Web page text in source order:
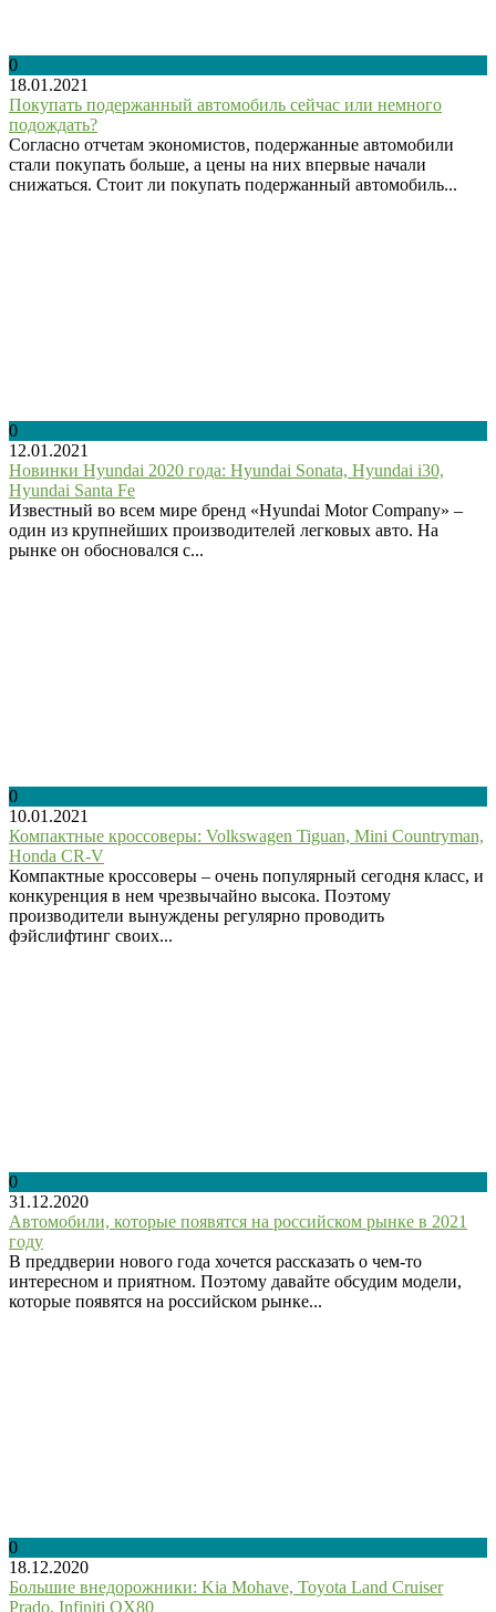
0
18.01.2021
Покупать подержанный автомобиль сейчас или немного
подождать?
Согласно отчетам экономистов, подержанные автомобили
стали покупать больше, а цены на них впервые начали
снижаться. Стоит ли покупать подержанный автомобиль...
0
12.01.2021
Новинки Hyundai 2020 года: Hyundai Sonata, Hyundai i30,
Hyundai Santa Fe
Известный во всем мире бренд «Hyundai Motor Company» –
один из крупнейших производителей легковых авто. На
рынке он обосновался с...
0
10.01.2021
Компактные кроссоверы: Volkswagen Tiguan, Mini Countryman,
Honda CR-V
Компактные кроссоверы – очень популярный сегодня класс, и
конкуренция в нем чрезвычайно высока. Поэтому
производители вынуждены регулярно проводить
фэйслифтинг своих...
0
31.12.2020
Автомобили, которые появятся на российском рынке в 2021
году
В преддверии нового года хочется рассказать о чем-то
интересном и приятном. Поэтому давайте обсудим модели,
которые появятся на российском рынке...
0
18.12.2020
Большие внедорожники: Kia Mohave, Toyota Land Cruiser
Prado, Infiniti QX80